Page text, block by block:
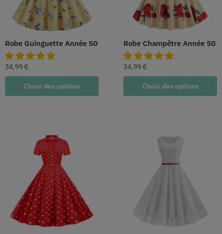
Robe Guinguette Année 50
34,99 €
Choix des options
Robe Champêtre Année 50
34,99 €
Choix des options